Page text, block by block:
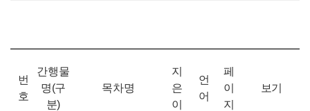
번
호
간행물
명(구
분)
목차명
지
은
이
언
어
페
이
지
보기